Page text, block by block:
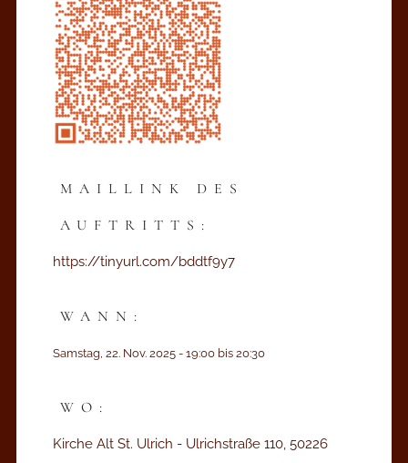
MAILLINK
DES
AUFTRITTS:
https://tinyurl.com/bddtf9y7
WANN:
Samstag, 22. Nov. 2025 - 19:00 bis 20:30
WO:
Kirche Alt St. Ulrich - Ulrichstraße 110, 50226